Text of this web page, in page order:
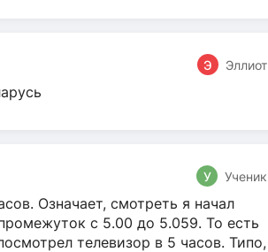
Э Эллиот
У Ученик
Означает, смотреть я начал
с 5.00 до 5.059. То есть
телевизор в 5 часов. Типо,